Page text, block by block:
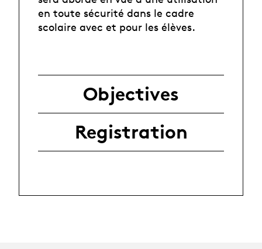
en toute sécurité dans le cadre
scolaire avec et pour les élèves.
Objectives
Registration